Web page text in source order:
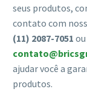
seus produtos,
contato com
(11) 2087-7051
ajudar você a
produtos.